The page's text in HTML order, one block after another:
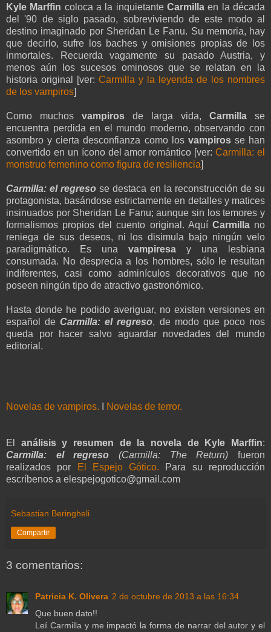
Kyle Marffin coloca a la inquietanteCarmilla en la década
del '90 de siglo pasado, sobreviviendo de este modo al
destino imaginado por Sheridan Le Fanu. Su memoria, hay
que decirlo, sufre los baches y omisiones propias de los
inmortales. Recuerda vagamente su pasado Austria, y
menos aún los sucesos ominosos que se relatan en la
historia original [ver: Carmilla y la leyenda de los nombres
de los vampiros]
Como muchos vampiros de larga vida, Carmilla se
encuentra perdida en el mundo moderno, observando con
asombro y cierta desconfianza como los vampirosse han
convertido en un ícono del amor romántico [ver:Carmilla: el
monstruo femenino como figura de resiliencia]
Carmilla: el regreso se destaca en la reconstrucción de su
protagonista, basándose estrictamente en detalles y matices
insinuados por Sheridan Le Fanu; aunque sin los temores y
formalismos propios del cuento original. Aquí Carmillano
reniega de sus deseos, ni los disimula bajo ningún velo
paradigmático. Es una vampiresa y una lesbiana
consumada. No desprecia a los hombres, sólo le resultan
indiferentes, casi como adminículos decorativos que no
poseen ningún tipo de atractivo gastronómico.
Hasta donde he podido averiguar, no existen versiones en
español deCarmilla: el regreso, de modo que poco nos
queda por hacer salvo aguardar novedades del mundo
editorial.
Novelas de vampiros. Novelas de terror.
El análisis y resumen de la novela de Kyle Marffin:
Carmilla: el regreso (Carmilla: The Return) fueron
realizados por
El Espejo Gótico. Para su reproducción
escríbenos a elespejogotico@gmail.com
Sebastian Beringheli
Compartir
3 comentarios:
Patricia K. Olivera 2 de octubre de 2013 a las 16:34
Que buen dato!!
Leí Carmilla y me impactó la forma de narrar del autor y el